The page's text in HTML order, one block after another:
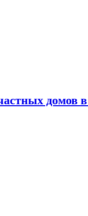
домов